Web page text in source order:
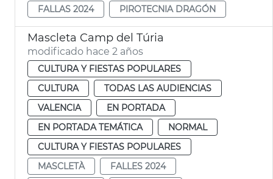
FALLAS 2024
PIROTECNIA DRAGÓN
Mascleta Camp del Túria
modificado hace 2 años
CULTURA Y FIESTAS POPULARES
CULTURA
TODAS LAS AUDIENCIAS
VALENCIA
EN PORTADA
EN PORTADA TEMÁTICA
NORMAL
CULTURA Y FIESTAS POPULARES
MASCLETÀ
FALLES 2024